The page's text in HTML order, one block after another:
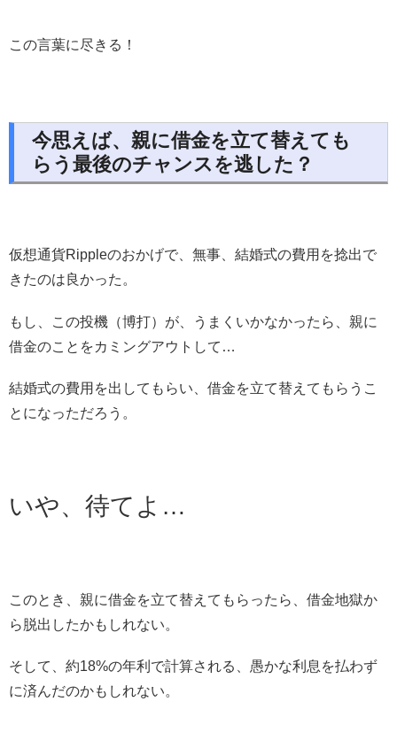
この言葉に尽きる！
今思えば、親に借金を立て替えても
らう最後のチャンスを逃した？
仮想通貨Rippleのおかげで、無事、結婚式の費用を捻出で
きたのは良かった。
もし、この投機（博打）が、うまくいかなかったら、親に
借金のことをカミングアウトして…
結婚式の費用を出してもらい、借金を立て替えてもらうこ
とになっただろう。
いや、待てよ…
このとき、親に借金を立て替えてもらったら、借金地獄か
ら脱出したかもしれない。
そして、約18%の年利で計算される、愚かな利息を払わず
に済んだのかもしれない。